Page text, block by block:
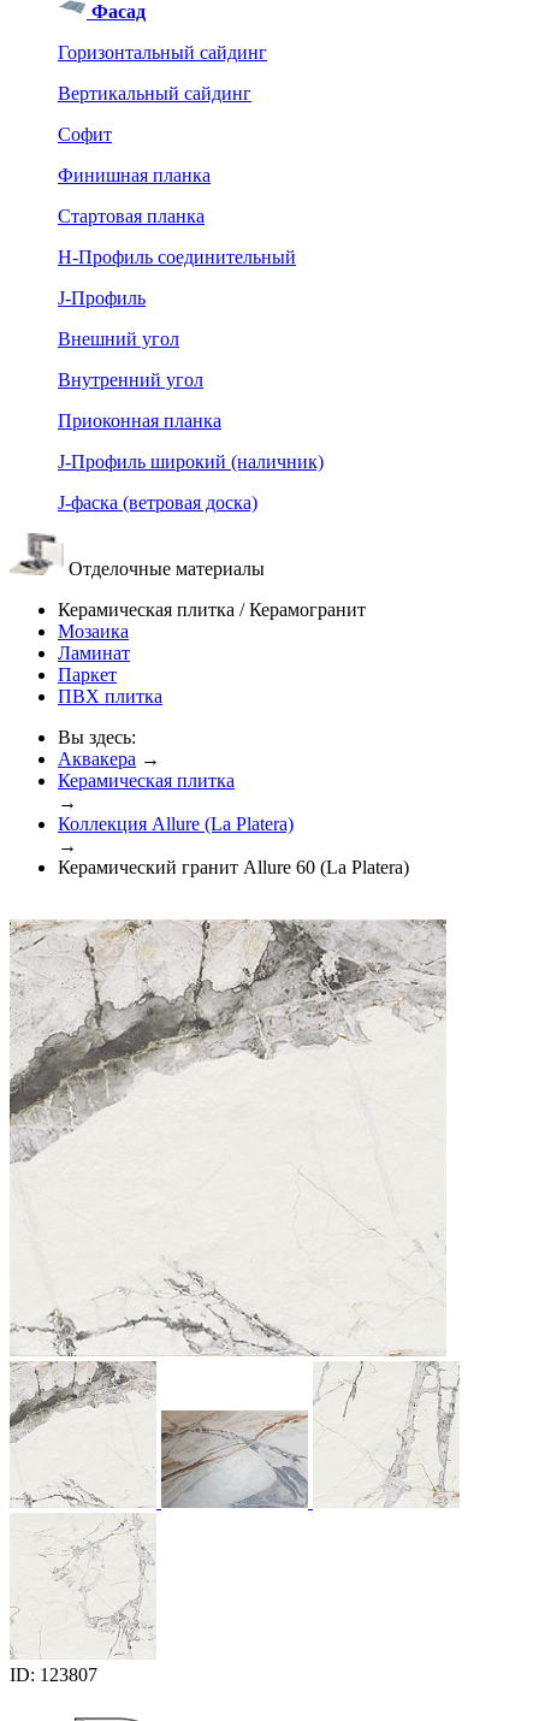
Фасад
Горизонтальный сайдинг
Вертикальный сайдинг
Софит
Финишная планка
Стартовая планка
Н-Профиль соединительный
J-Профиль
Внешний угол
Внутренний угол
Приоконная планка
J-Профиль широкий (наличник)
J-фаска (ветровая доска)
Отделочные материалы
Керамическая плитка / Керамогранит
Мозаика
Ламинат
Паркет
ПВХ плитка
Вы здесь:
Аквакера →
Керамическая плитка
→
Коллекция Allure (La Platera)
→
Керамический гранит Allure 60 (La Platera)
ID: 123807